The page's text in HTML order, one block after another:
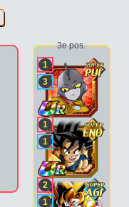
3e pos.
1
3
1
1
2
1